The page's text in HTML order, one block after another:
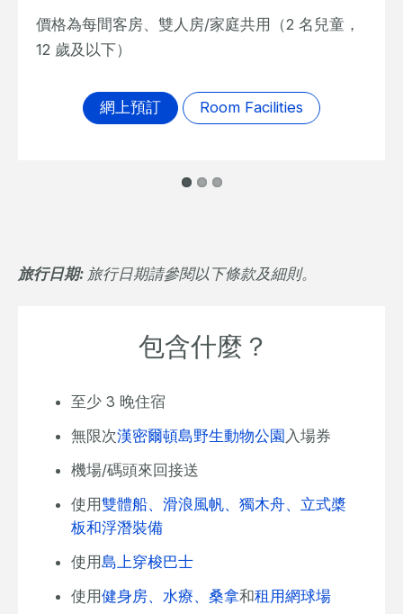
價格為每間客房、雙人房/家庭共用（2 名兒童，
12 歲及以下）
網上預訂 Room Facilities
旅行日期: 旅行日期請參閱以下條款及細則。
包含什麼？
至少 3 晚住宿
無限次漢密爾頓島野生動物公園 入場券
機場/碼頭來回接送
使用雙體船、滑浪風帆、獨木舟、立式槳
板和浮潛裝備
使用島上穿梭巴士
使用健身房、水療、桑拿和租用網球場